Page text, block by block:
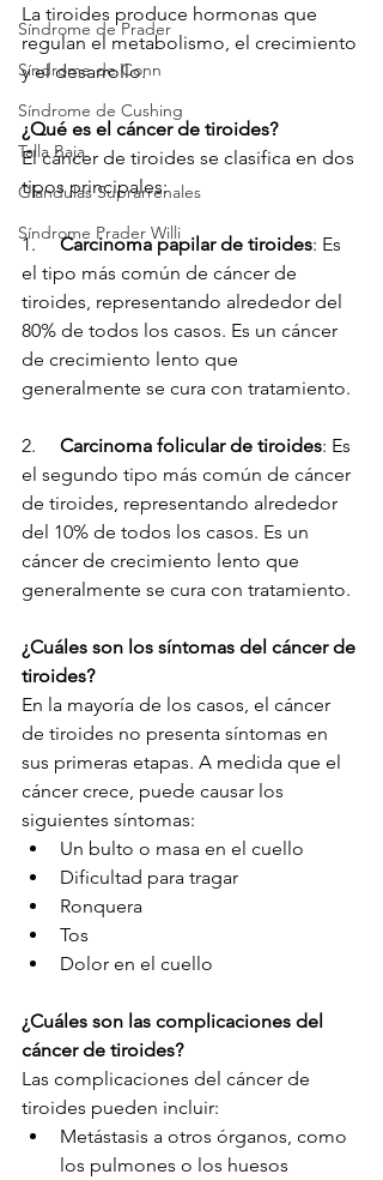
Síndrome de Prader
Síndrome de Conn
Síndrome de Cushing
Talla Baja
Glandulas Suprarrenales
Síndrome Prader Willi
La tiroides produce hormonas que
regulan el metabolismo, el crecimiento
y el desarrollo.
¿Qué es el cáncer de tiroides?
El cáncer de tiroides se clasifica en dos
tipos principales:
1. Carcinoma papilar de tiroides: Es
el tipo más común de cáncer de
tiroides, representando alrededor del
80% de todos los casos. Es un cáncer
de crecimiento lento que
generalmente se cura con tratamiento.
2. Carcinoma folicular de tiroides: Es
el segundo tipo más común de cáncer
de tiroides, representando alrededor
del 10% de todos los casos. Es un
cáncer de crecimiento lento que
generalmente se cura con tratamiento.
¿Cuáles son los síntomas del cáncer de
tiroides?
En la mayoría de los casos, el cáncer
de tiroides no presenta síntomas en
sus primeras etapas. A medida que el
cáncer crece, puede causar los
siguientes síntomas:
Un bulto o masa en el cuello
Dificultad para tragar
Ronquera
Tos
Dolor en el cuello
¿Cuáles son las complicaciones del
cáncer de tiroides?
Las complicaciones del cáncer de
tiroides pueden incluir:
Metástasis a otros órganos, como
los pulmones o los huesos